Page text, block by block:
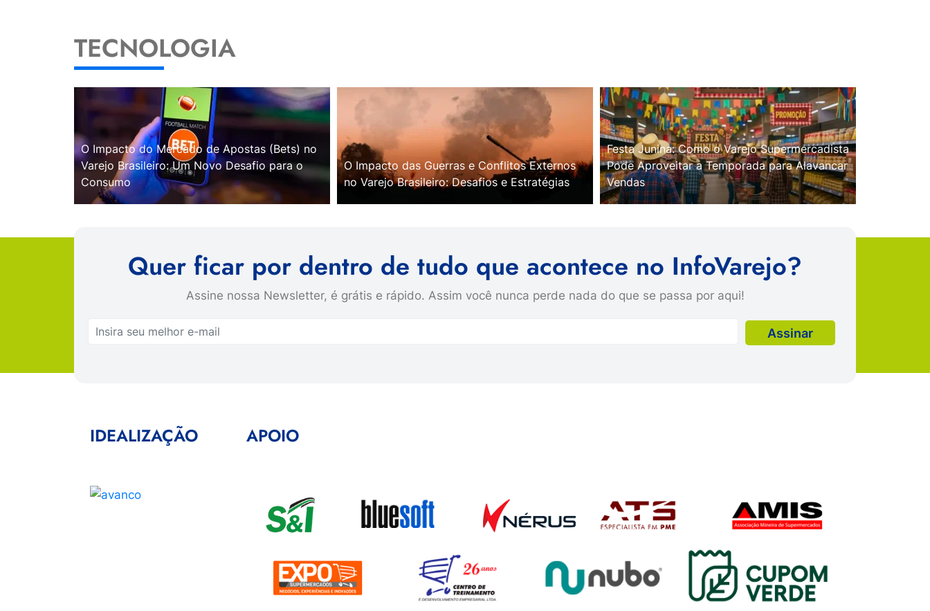
TECNOLOGIA
O Impacto do Mercado de Apostas (Bets) no
Varejo Brasileiro: Um Novo Desafio para o
Consumo
O Impacto das Guerras e Conflitos Externos
no Varejo Brasileiro: Desafios e Estratégias
Festa Junina: Como o Varejo Supermercadista
Pode Aproveitar a Temporada para Alavancar
Vendas
Quer ficar por dentro de tudo que acontece no InfoVarejo?
Assine nossa Newsletter, é grátis e rápido. Assim você nunca perde nada do que se passa por aqui!
IDEALIZAÇÃO APOIO